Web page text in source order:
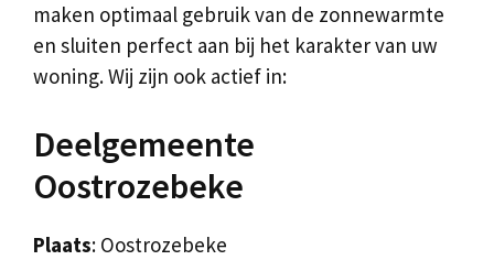
maken optimaal gebruik van de zonnewarmte
en sluiten perfect aan bij het karakter van uw
woning. Wij zijn ook actief in:
Deelgemeente
Oostrozebeke
Plaats: Oostrozebeke